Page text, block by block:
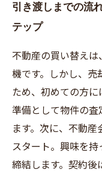
引き渡しまでの流
テップ
不動産の買い替え
機です。しかし、
ため、初めての方
準備として物件の
ます。次に、不動
スタート。興味を
締結します。契約後